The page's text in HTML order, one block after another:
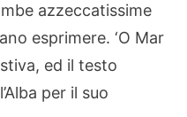
azzeccatissime
esprimere. ‘O Mar
ed il testo
per il suo